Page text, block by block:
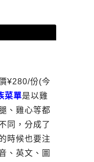
¥280/份(今
菜單是以雞
、雞心等都
同，分成了
時候也要注
、英文、圖